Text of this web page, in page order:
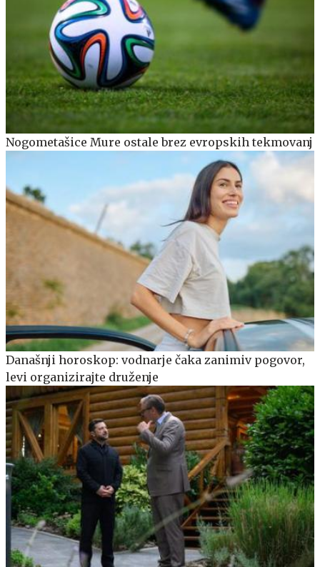
Nogometašice Mure ostale brez evropskih tekmovanj
Današnji horoskop: vodnarje čaka zanimiv pogovor,
levi organizirajte druženje